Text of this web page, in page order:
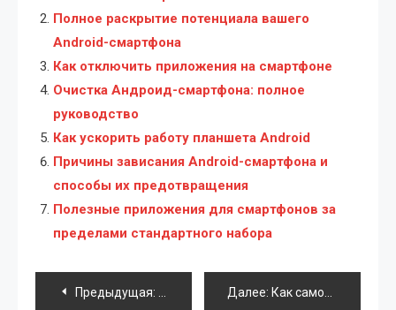
Полное раскрытие потенциала вашего
Android-смартфона
Как отключить приложения на смартфоне
Очистка Андроид-смартфона: полное
руководство
Как ускорить работу планшета Android
Причины зависания Android-смартфона и
способы их предотвращения
Полезные приложения для смартфонов за
пределами стандартного набора
Навигация
Предыдущая: Материнские платы со встроенным
Далее: Как самостоятельно почистить ноутбук от пыли